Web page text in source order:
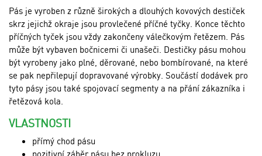
Pás je vyroben z různě širokých a dlouhých kovových destiček
skrz jejichž okraje jsou provlečené příčné tyčky. Konce těchto
příčných tyček jsou vždy zakončeny válečkovým řetězem. Pás
může být vybaven bočnicemi či unašeči. Destičky pásu mohou
být vyrobeny jako plné, děrované, nebo bombírované, na které
se pak nepřilepují dopravované výrobky. Součástí dodávek pro
tyto pásy jsou také spojovací segmenty a na přání zákazníka i
řetězová kola.
VLASTNOSTI
přímý chod pásu
pozitivní záběr pásu bez prokluzu